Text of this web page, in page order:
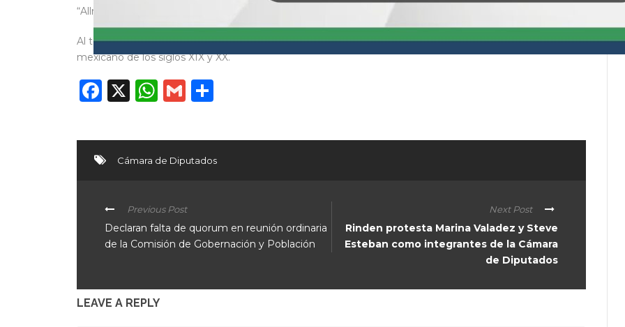
“Allright”.
Al término, Carvallo Robledo adelantó que el próximo miércoles se presentará un concierto de violín
mexicano de los siglos XIX y XX.
Facebook
X WhatsApp
GmailCompartir
Cámara de Diputados
Previous Post
Declaran falta de quorum en reunión ordinaria
de la Comisión de Gobernación y Población
Next Post
Rinden protesta Marina Valadez y Steve
Esteban como integrantes de la Cámara
de Diputados
LEAVE A REPLY